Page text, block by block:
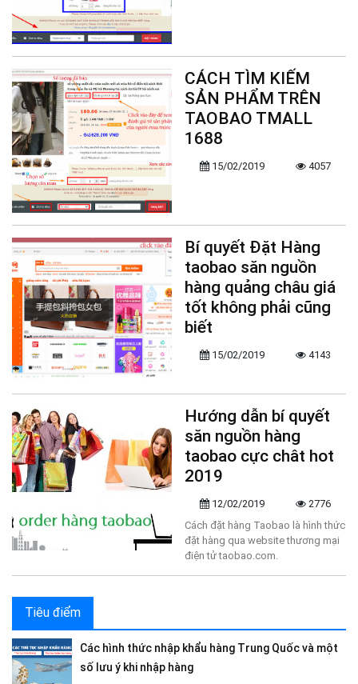
CÁCH TÌM KIẾM
SẢN PHẨM TRÊN
TAOBAO TMALL
1688
15/02/2019 4057
Bí quyết Đặt Hàng
taobao săn nguồn
hàng quảng châu giá
tốt không phải cũng
biết
15/02/2019 4143
Hướng dẫn bí quyết
săn nguồn hàng
taobao cực chât hot
2019
12/02/2019
2776
Cách đặt hàng Taobao là hình thức
đặt hàng qua website thương mại
điện tử taobao.com.
Tiêu điểm
Các hình thức nhập khẩu hàng Trung Quốc và một
số lưu ý khi nhập hàng